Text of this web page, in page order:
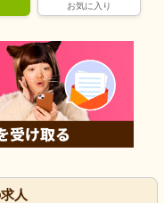
お気に入り
人